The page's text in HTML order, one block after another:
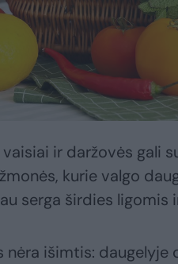
vaisiai ir daržovės gali
kurie valgo
serga širdies
nėra išimtis: